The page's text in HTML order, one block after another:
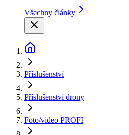
Všechny články
Příslušenství
Příslušenství drony
Foto/video PROFI